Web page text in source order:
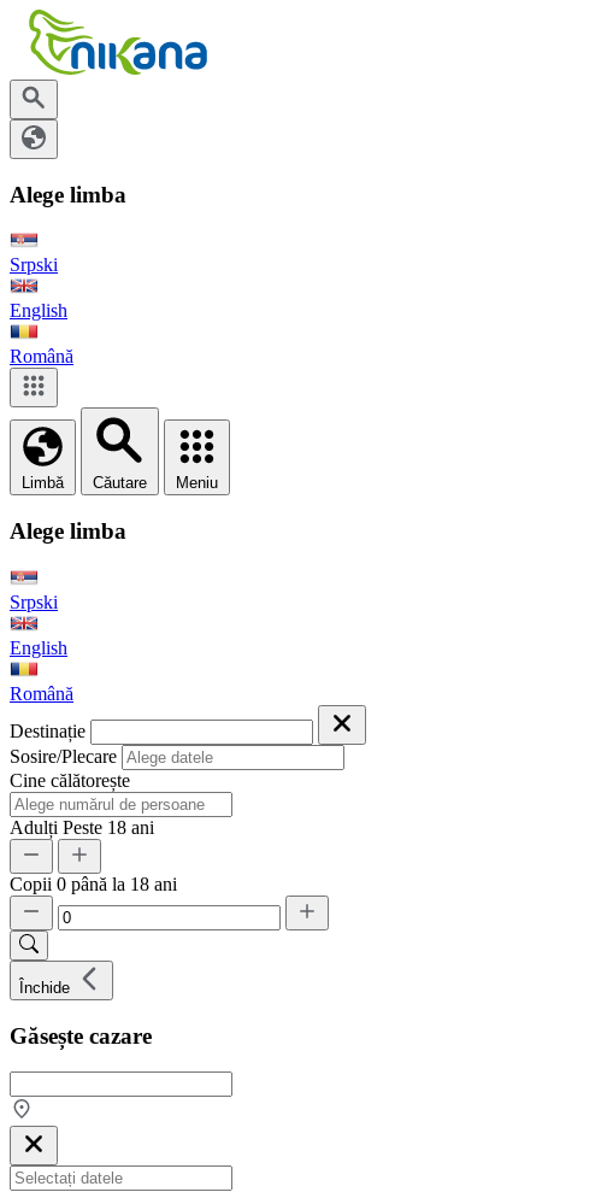
Alege limba
Srpski
English
Română
Limbă Căutare Meniu
Alege limba
Srpski
English
Română
Destinație
Sosire/Plecare
Cine călătorește
Adulți Peste 18 ani
Copii 0 până la 18 ani
Închide
Găsește cazare